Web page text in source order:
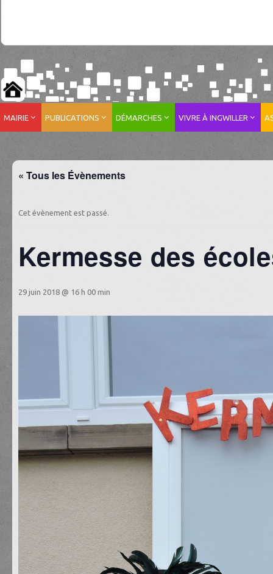
MAIRIE PUBLICATIONS DÉMARCHES VIVRE À INGWILLER
« Tous les Évènements
Cet évènement est passé.
Kermesse des
29 juin 2018 @ 16 h 00 min